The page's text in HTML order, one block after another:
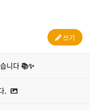
쓰기
니다 📚✨
.